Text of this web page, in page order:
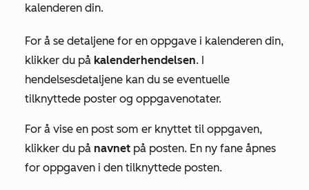
kalenderen din.
For å se detaljene for en oppgave i kalenderen din,
klikker du på kalenderhendelsen. I
hendelsesdetaljene kan du se eventuelle
tilknyttede poster og oppgavenotater.
For å vise en post som er knyttet til oppgaven,
klikker du på navnet på posten. En ny fane åpnes
for oppgaven i den tilknyttede posten.